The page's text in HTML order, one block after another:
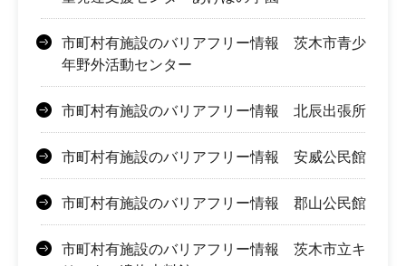
市町村有施設のバリアフリー情報 茨木市青少
年野外活動センター
市町村有施設のバリアフリー情報 北辰出張所
市町村有施設のバリアフリー情報 安威公民館
市町村有施設のバリアフリー情報 郡山公民館
市町村有施設のバリアフリー情報 茨木市立キ